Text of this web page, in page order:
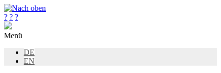
? ? ?
Menü
DE
EN